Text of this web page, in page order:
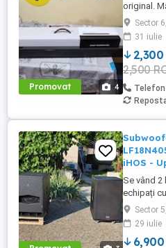
Promovat 4
original.
Sector
31 iulie
2,300
2,500
iHOS -
Se vând 2
echipați
originale,
putere,
construite
Sector
29 iulie
6,900